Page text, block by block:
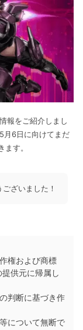
報をご紹介しまし
月6日に向けてまだ
す。
ざいました！
権および商標
供元に帰属し
判断に基づき作
について無断で